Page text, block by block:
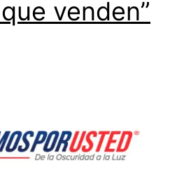
venden”